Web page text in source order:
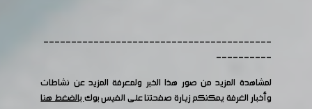
-----------------------------------------
----------
لمشاهدة المزيد من صور هذا الخبر ولمعرفة المزيد عن نشاطات
وأخبار الغرفة يمكنكم زيارة صفحتنا على الفيس بوكبالضغط هنا